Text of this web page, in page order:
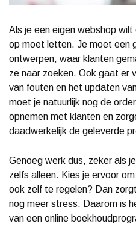
Als je een eigen webshop
op moet letten. Je moet een
ontwerpen, waar klanten
ze naar zoeken. Ook gaat er
van fouten en het updaten
moet je natuurlijk nog de
opnemen met klanten en
daadwerkelijk de geleverde
Genoeg werk dus, zeker als
zelfs alleen. Kies je ervoor
ook zelf te regelen? Dan
nog meer stress. Daarom is
van een online